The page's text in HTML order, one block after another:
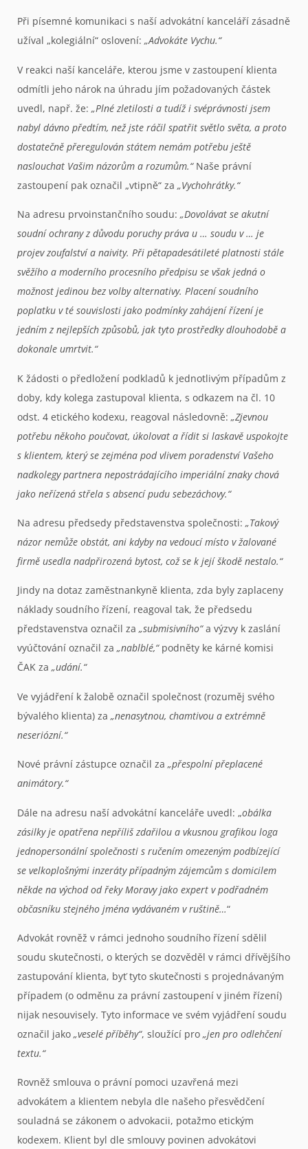
Při písemné komunikaci s naší advokátní kanceláří zásadně
užíval „kolegiální“ oslovení: „Advokáte Vychu.“
V reakci naší kanceláře, kterou jsme v zastoupení klienta
odmítli jeho nárok na úhradu jím požadovaných částek
uvedl, např. že: „Plné zletilosti a tudíž i svéprávnosti jsem
nabyl dávno předtím, než jste ráčil spatřit světlo světa, a proto
dostatečně přeregulován státem nemám potřebu ještě
naslouchat Vašim názorům a rozumům.“ Naše právní
zastoupení pak označil „vtipně“ za „Vychohrátky.“
Na adresu prvoinstančního soudu: „Dovolávat se akutní
soudní ochrany z důvodu poruchy práva u … soudu v … je
projev zoufalství a naivity. Při pětapadesátileté platnosti stále
svěžího a moderního procesního předpisu se však jedná o
možnost jedinou bez volby alternativy. Placení soudního
poplatku v té souvislosti jako podmínky zahájení řízení je
jedním z nejlepších způsobů, jak tyto prostředky dlouhodobě a
dokonale umrtvit.“
K žádosti o předložení podkladů k jednotlivým případům z
doby, kdy kolega zastupoval klienta, s odkazem na čl. 10
odst. 4 etického kodexu, reagoval následovně: „Zjevnou
potřebu někoho poučovat, úkolovat a řídit si laskavě uspokojte
s klientem, který se zejména pod vlivem poradenství Vašeho
nadkolegy partnera nepostrádajícího imperiální znaky chová
jako neřízená střela s absencí pudu sebezáchovy.“
Na adresu předsedy představenstva společnosti: „Takový
názor nemůže obstát, ani kdyby na vedoucí místo v žalované
firmě usedla nadpřirozená bytost, což se k její škodě nestalo.“
Jindy na dotaz zaměstnankyně klienta, zda byly zaplaceny
náklady soudního řízení, reagoval tak, že předsedu
představenstva označil za „submisivního“a výzvy k zaslání
vyúčtování označil za „nablblé,“podněty ke kárné komisi
ČAK za „udání.“
Ve vyjádření k žalobě označil společnost (rozuměj svého
bývalého klienta) za „nenasytnou, chamtivou a extrémně
neseriózní.“
Nové právní zástupce označil za „přespolní přeplacené
animátory.“
Dále na adresu naší advokátní kanceláře uvedl: „obálka
zásilky je opatřena nepříliš zdařilou a vkusnou grafikou loga
jednopersonální společnosti s ručením omezeným podbízející
se velkoplošnými inzeráty případným zájemcům s domicilem
někde na východ od řeky Moravy jako expert v podřadném
občasníku stejného jména vydávaném v ruštině…“
Advokát rovněž v rámci jednoho soudního řízení sdělil
soudu skutečnosti, o kterých se dozvěděl v rámci dřívějšího
zastupování klienta, byť tyto skutečnosti s projednávaným
případem (o odměnu za právní zastoupení v jiném řízení)
nijak nesouvisely. Tyto informace ve svém vyjádření soudu
označil jako „veselé příběhy“, sloužící pro „jen pro odlehčení
textu.“
Rovněž smlouva o právní pomoci uzavřená mezi
advokátem a klientem nebyla dle našeho přesvědčení
souladná se zákonem o advokacii, potažmo etickým
kodexem. Klient byl dle smlouvy povinen advokátovi